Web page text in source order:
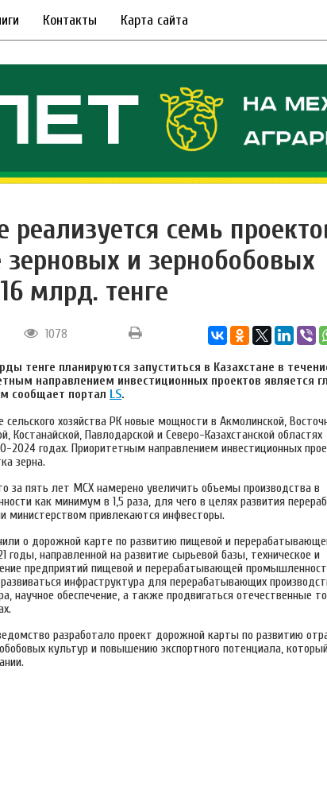
Контакты Карта сайта
реализуется семь
зерновых и зернобобовых
млрд. тенге
1078
тенге планируются запуститься в Казахстане в
направлением инвестиционных проектов является
сообщает портал LS.
сельского хозяйства РК новые мощности в Акмолинской,
Костанайской, Павлодарской и Северо-Казахстанской областях
2024 годах. Приоритетным направлением инвестиционных
зерна.
за пять лет МСХ намерено увеличить объемы производства в
как минимум в 1,5 раза, для чего в целях развития
министерством привлекаются инфвесторы.
о дорожной карте по развитию пищевой и
годы, направленной на развитие сырьевой базы, техническое и
предприятий пищевой и перерабатывающей
инфраструктура для перерабатывающих
научное обеспечение, а также продвигаться отечественные
разработало проект дорожной карты по развитию
культур и повышению экспортного потенциала,